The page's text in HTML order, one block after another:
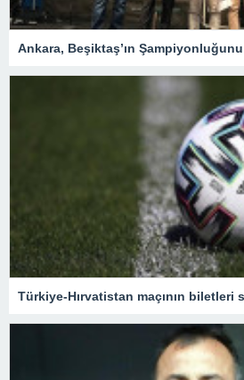
Türkiye-Hırvatistan maçının biletleri